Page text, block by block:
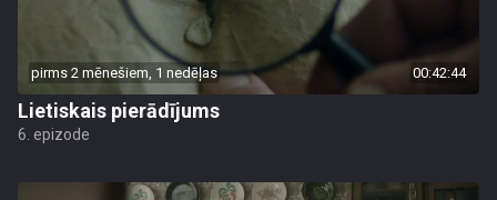
pirms 2 mēnešiem, 1 nedēļas 00:42:44
Lietiskais pierādījums
6. epizode